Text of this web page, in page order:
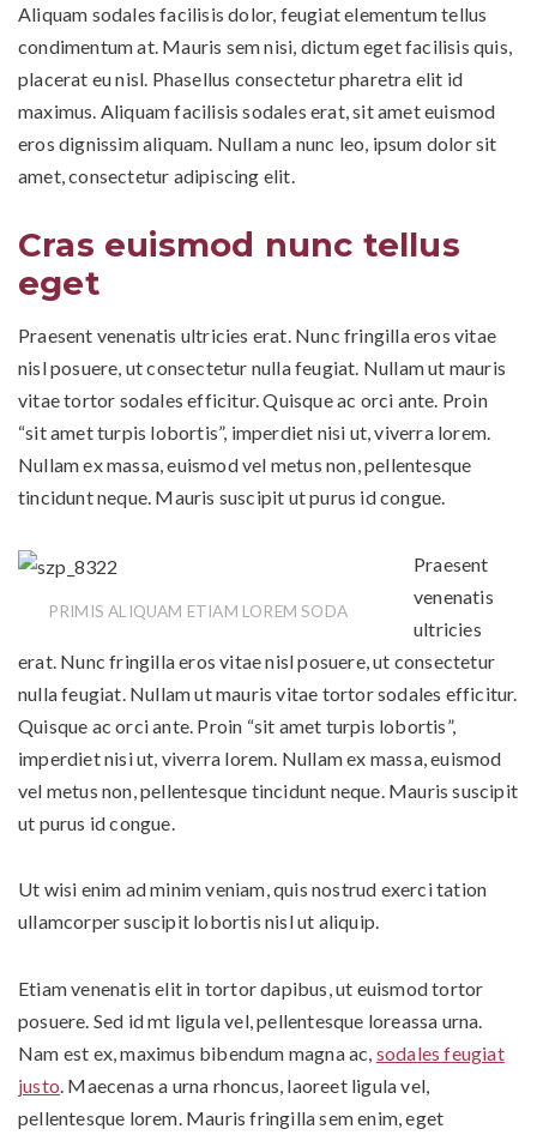
v
g
t
i
o
Aliquam sodales facilisis dolor, feugiat elementum tellus
condimentum at. Mauris sem nisi, dictum eget facilisis quis,
placerat eu nisl. Phasellus consectetur pharetra elit id
maximus. Aliquam facilisis sodales erat, sit amet euismod
eros dignissim aliquam. Nullam a nunc leo, ipsum dolor sit
amet, consectetur adipiscing elit.
Cras euismod nunc tellus
eget
Praesent venenatis ultricies erat. Nunc fringilla eros vitae
nisl posuere, ut consectetur nulla feugiat. Nullam ut mauris
vitae tortor sodales efficitur. Quisque ac orci ante. Proin
“sit amet turpis lobortis”, imperdiet nisi ut, viverra lorem.
Nullam ex massa, euismod vel metus non, pellentesque
tincidunt neque. Mauris suscipit ut purus id congue.
PRIMIS ALIQUAM ETIAM LOREM SODA
Praesent
venenatis
ultricies
erat. Nunc fringilla eros vitae nisl posuere, ut consectetur
nulla feugiat. Nullam ut mauris vitae tortor sodales efficitur.
Quisque ac orci ante. Proin “sit amet turpis lobortis”,
imperdiet nisi ut, viverra lorem. Nullam ex massa, euismod
vel metus non, pellentesque tincidunt neque. Mauris suscipit
ut purus id congue.
Ut wisi enim ad minim veniam, quis nostrud exerci tation
ullamcorper suscipit lobortis nisl ut aliquip.
Etiam venenatis elit in tortor dapibus, ut euismod tortor
posuere. Sed id mt ligula vel, pellentesque loreassa urna.
Nam est ex, maximus bibendum magna ac, sodales feugiat
justo. Maecenas a urna rhoncus, laoreet ligula vel,
pellentesque lorem. Mauris fringilla sem enim, eget